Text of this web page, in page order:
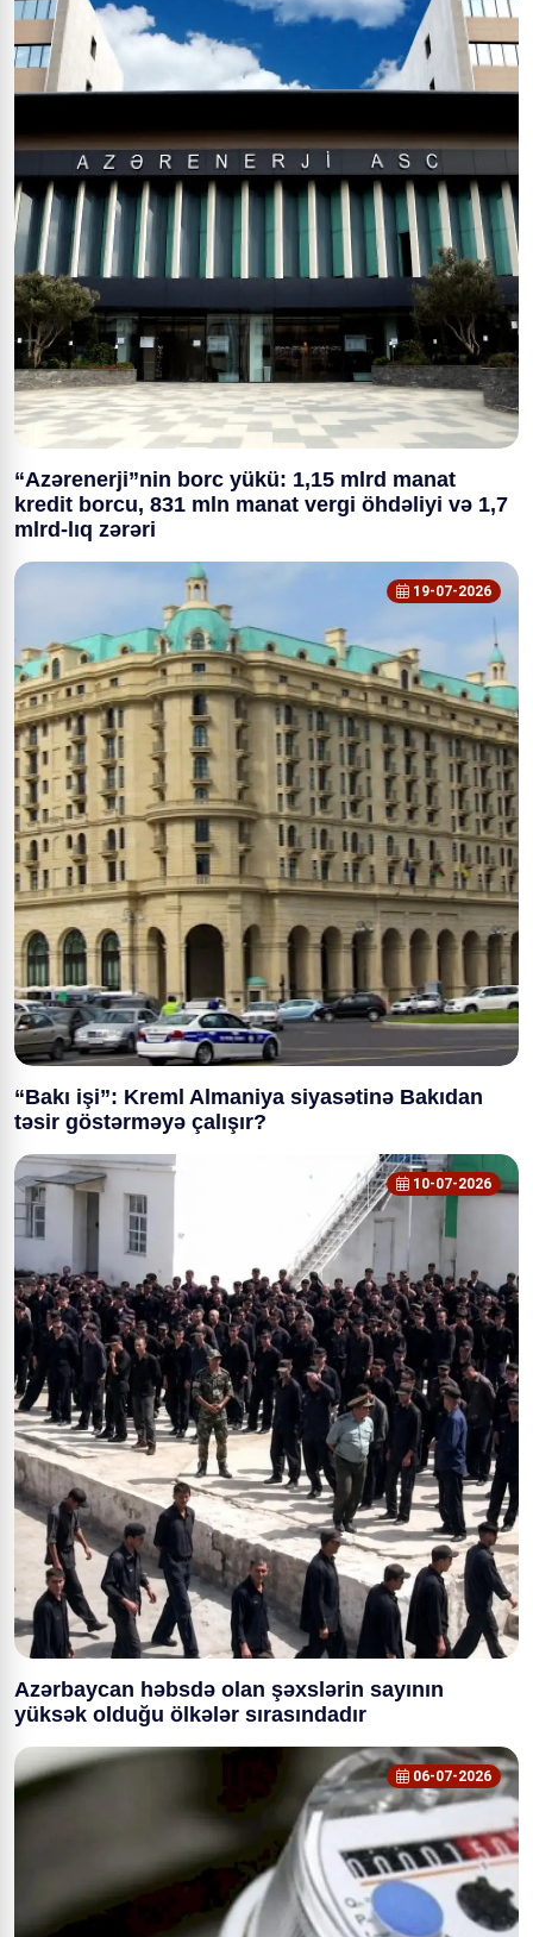
“Azərenerji”nin borc yükü: 1,15 mlrd manat
kredit borcu, 831 mln manat vergi öhdəliyi və 1,7
mlrd-lıq zərəri
19-07-2026
“Bakı işi”: Kreml Almaniya siyasətinə Bakıdan
təsir göstərməyə çalışır?
10-07-2026
Azərbaycan həbsdə olan şəxslərin sayının
yüksək olduğu ölkələr sırasındadır
06-07-2026